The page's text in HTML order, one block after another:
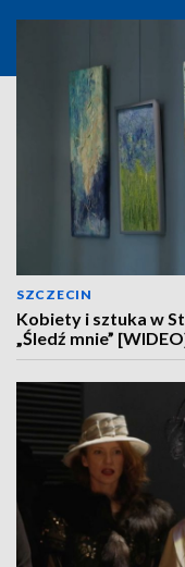
SZCZECIN
Kobiety i sztuka w
„Śledź mnie”